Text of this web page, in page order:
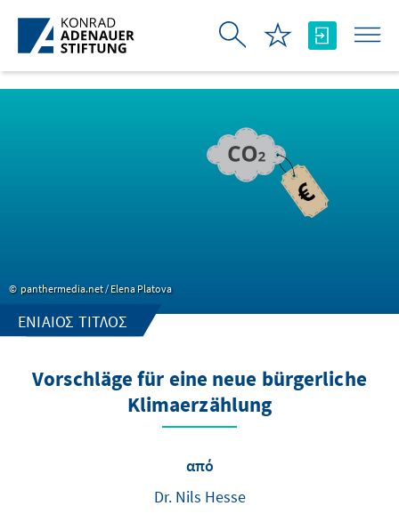
Skip to Main Content
panthermedia.net / Elena Platova
ΕΝΙΑΊΟΣ ΤΊΤΛΟΣ
Vorschläge für eine neue bürgerliche
Klimaerzählung
από
Dr. Nils Hesse